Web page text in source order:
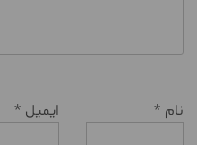
نام * ایمیل *